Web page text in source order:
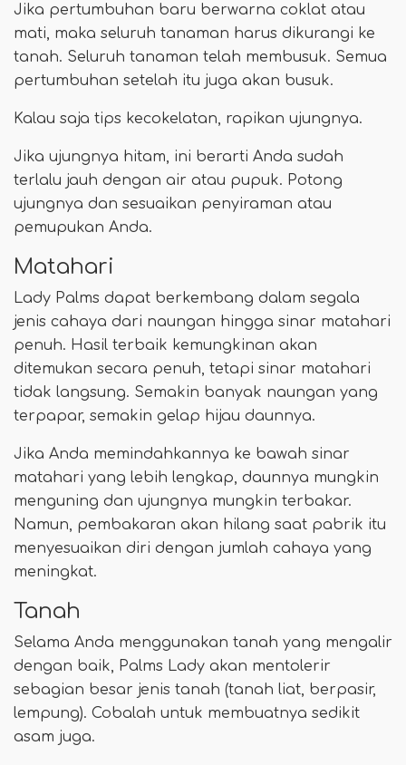
Jika pertumbuhan baru berwarna coklat atau
mati, maka seluruh tanaman harus dikurangi ke
tanah. Seluruh tanaman telah membusuk. Semua
pertumbuhan setelah itu juga akan busuk.
Kalau saja tips kecokelatan, rapikan ujungnya.
Jika ujungnya hitam, ini berarti Anda sudah
terlalu jauh dengan air atau pupuk. Potong
ujungnya dan sesuaikan penyiraman atau
pemupukan Anda.
Matahari
Lady Palms dapat berkembang dalam segala
jenis cahaya dari naungan hingga sinar matahari
penuh. Hasil terbaik kemungkinan akan
ditemukan secara penuh, tetapi sinar matahari
tidak langsung. Semakin banyak naungan yang
terpapar, semakin gelap hijau daunnya.
Jika Anda memindahkannya ke bawah sinar
matahari yang lebih lengkap, daunnya mungkin
menguning dan ujungnya mungkin terbakar.
Namun, pembakaran akan hilang saat pabrik itu
menyesuaikan diri dengan jumlah cahaya yang
meningkat.
Tanah
Selama Anda menggunakan tanah yang mengalir
dengan baik, Palms Lady akan mentolerir
sebagian besar jenis tanah (tanah liat, berpasir,
lempung). Cobalah untuk membuatnya sedikit
asam juga.